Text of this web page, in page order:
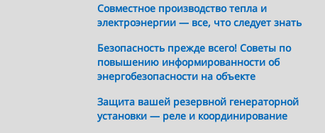
Совместное производство тепла и
электроэнергии — все, что следует знать
Безопасность прежде всего! Советы по
повышению информированности об
энергобезопасности на объекте
Защита вашей резервной генераторной
установки — реле и координирование